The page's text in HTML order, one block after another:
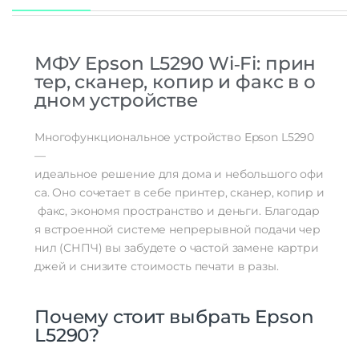
МФУEpson L5290Wi‑Fi: прин
тер, сканер, копир и факсв о
дном устройстве
Многофункциональное устройство Epson L5290
—
идеальное решение для дома и небольшого офи
са. Оно сочетаетв себе принтер, сканер, копир и
факс, экономя пространство и деньги. Благодар
я встроенной системе непрерывной подачи чер
нил (СНПЧ) вы забудете о частой замене картри
джей и снизите стоимостьпечати в разы.
Почему стоитвыбрать Epson
L5290?